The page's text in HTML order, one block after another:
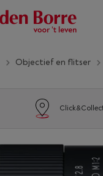
Objectief en flitser